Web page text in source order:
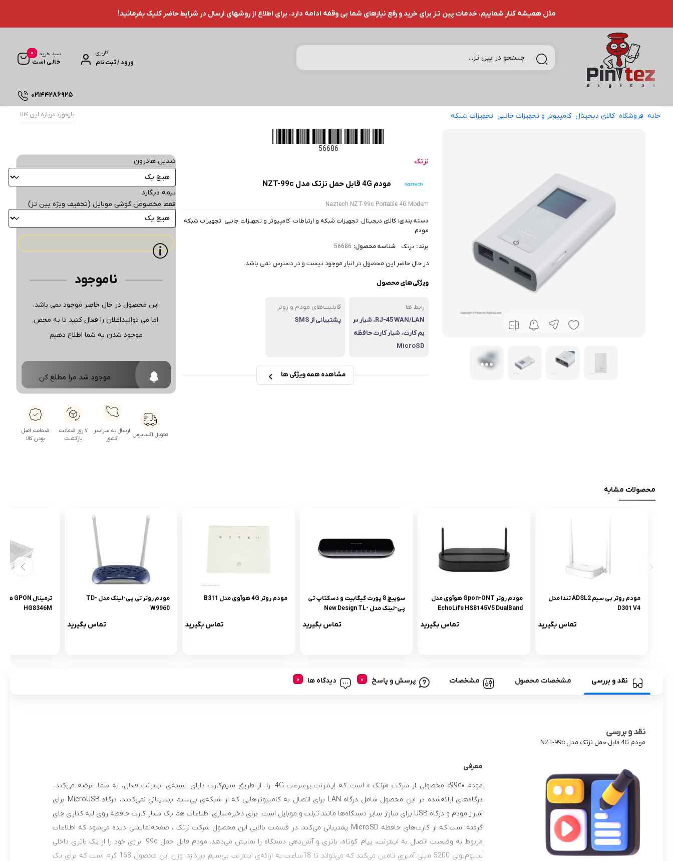
مثل همیشه کنار شماییم، خدمات پین تـز برای خرید و رفع نیازهای شما بی وقفه ادامه دارد. برای اطلاع از روشهای ارسال در شرایط حاضر کلیک بفرمائید!
کاربری
ورود / ثبت نام
سبد خرید
خالی است
0
02144286925
خانه فروشگاه کالای دیجیتال کامپیوتر و تجهیزات جانبی تجهیزات شبکه بازخورد درباره این کالا
56686
نزتک
مودم 4G قابل حمل نزتک مدل NZT-99c
Naztech NZT-99c Portable 4G Modem
دسته بندی: کالای دیجیتال، تجهیزات شبکه و ارتباطات،کامپیوتر و تجهیزات جانبی، تجهیزات شبکه،
مودم
برند : نزتک شناسه محصول: 56686
در حال حاضر این محصول در انبار موجود نیست و در دسترس نمی باشد.
ویژگی‌های محصول
رابط ها
RJ-45 WAN/LAN، شیار س
یم کارت، شیار کارت حافظه
MicroSD
قابلیت‌های مودم و روتر
پشتیبانی از SMS
مشاهده همه ویژگی ها
تبدیل هادرون
بیمه دیگارد
فقط مخصوص گوشی موبایل (تخفیف ویژه پین تز)
ناموجود
این محصول در حال حاضر موجود نمی باشد،
اما می توانیداعلان را فعال کنید تا به محض
موجود شدن به شما اطلاع دهیم
موجود شد مرا مطلع کن
تحویل اکسپرس
ارسال به سراسر
کشور
۷ روز ضمانت
بازگشت
ضمانت اصل
بودن کالا
محصولات مشابه
مودم روتر بی سیم ADSL2 تندا مدل
D301 V4
تماس بگیرید
مودم روتر Gpon-ONT هوآوی مدل
EchoLife HS8145V5 DualBand
تماس بگیرید
سوییچ 8 پورت گیگابیت و دسکتاپ تی
پی-لینک مدل New Design TL-
تماس بگیرید
مودم روتر 4G هوآوی مدل B311
تماس بگیرید
مودم روتر تی پی-لینک مدل TD-
W9960
تماس بگیرید
HG8346M
نقد و بررسی مشخصات محصول مشخصات پرسش و پاسخ دیدگاه ها
نقد و بررسی
مودم 4G قابل حمل نزتک مدل NZT-99c
معرفی
مودم «99c» محصولی از شرکت «نزتک » است که اینترنت پرسرعت 4G را از طریق سیم‌کارت دارای بسته‌ی اینترنت فعال، به شما عرضه می‌کند.
درگاه‌های ارائه‌شده در این محصول شامل درگاه LAN برای اتصال به کامپیوترهایی که از شبکه‌ی بی‌سیم پشتیبانی نمی‌کنند، درگاه MicroUSB برای
شارژ مودم و درگاه USB برای شارژ سایر دستگاه‌ها مانند تبلت و موبایل است. برای ذخیره‌سازی اطلاعات هم یک شیار کارت حافظه روی لبه کناری جای
گرفته است که از کارت‌های حافظه MicroSD پشتیبانی می‌کند. در قسمت بالایی این محصول شرکت نزتک ، صفحه‌نمایشی دیده می‌شود که اطلاعات
مربوط به وضعیت اتصال به اینترنت، پیام کوتاه، باتری و آنتن‌دهی دستگاه را نمایش می‌دهد. مودم قابل حمل 99c انرژی خود را از یک باتری داخلی
لیتیوم‌یونی 5200 میلی آمپری تامین می‌کند که می‌تواند تا 18ساعت به ارائه‌ی اینترنت بی‌سیم بپردازد. وزن این محصول 168 گرم است که برای یک